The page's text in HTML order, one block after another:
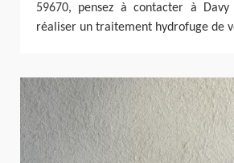
59670, pensez à contacter à
réaliser un traitement hydrofuge de